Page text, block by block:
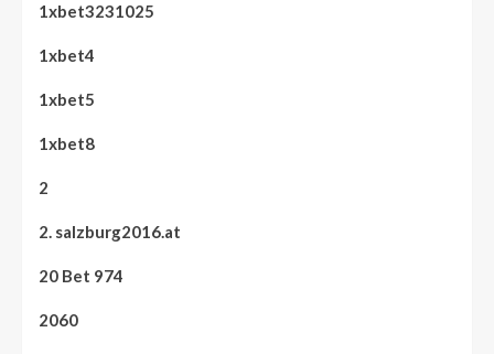
1xbet3231025
1xbet4
1xbet5
1xbet8
2
2. salzburg2016.at
20 Bet 974
2060